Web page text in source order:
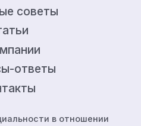
советы
ответы
в отношении